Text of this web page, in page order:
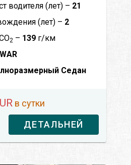
водителя (лет) – 21
(лет) – 2
2 – 139 г/км
Седан
в сутки
ДЕТАЛЬНЕЙ